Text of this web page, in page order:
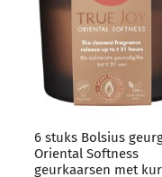
6 stuks Bolsius
Oriental Softness
geurkaarsen met